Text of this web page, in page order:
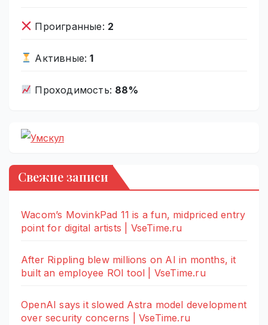
Проигранные: 2
Активные:1
Проходимость: 88%
Свежие записи
Wacom’s MovinkPad 11 is a fun, midpriced entry
point for digital artists | VseTime.ru
After Rippling blew millions on AI in months, it
built an employee ROI tool | VseTime.ru
OpenAI says it slowed Astra model development
over security concerns | VseTime.ru